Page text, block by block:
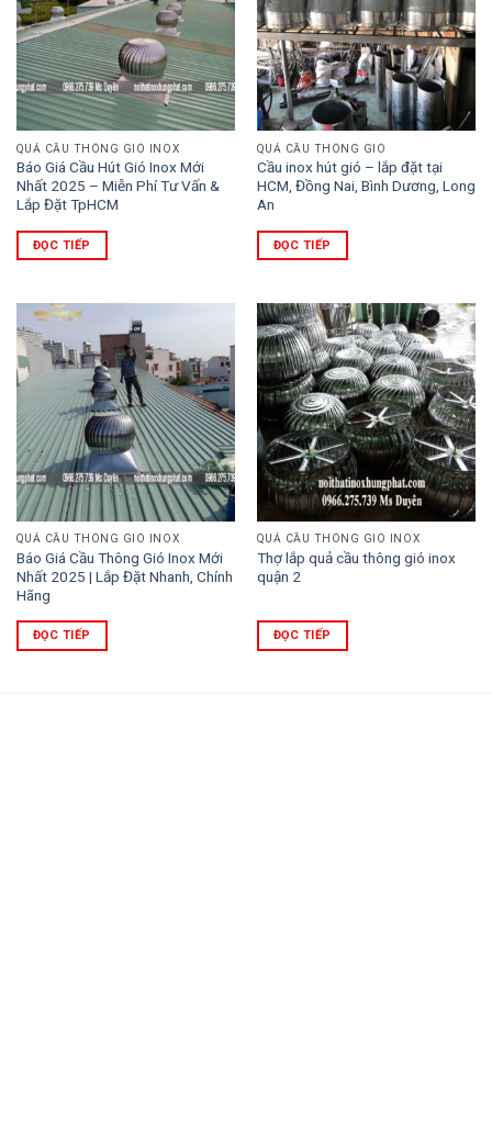
QUẢ CẦU THÔNG GIÓ INOX
Báo Giá Cầu Hút Gió Inox Mới
Nhất 2025 – Miễn Phí Tư Vấn &
Lắp Đặt TpHCM
ĐỌC TIẾP
QUẢ CẦU THÔNG GIÓ
Cầu inox hút gió – lắp đặt tại
HCM, Đồng Nai, Bình Dương, Long
An
ĐỌC TIẾP
QUẢ CẦU THÔNG GIÓ INOX
Báo Giá Cầu Thông Gió Inox Mới
Nhất 2025 | Lắp Đặt Nhanh, Chính
Hãng
ĐỌC TIẾP
QUẢ CẦU THÔNG GIÓ INOX
Thợ lắp quả cầu thông gió inox
quận 2
ĐỌC TIẾP